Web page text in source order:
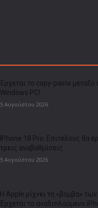
Έρχεται το copy-paste μεταξύ
Windows PC!
5 Αυγούστου 2026
IPhone 18 Pro: Επιτέλους θα
τρεις αναβαθμίσεις
5 Αυγούστου 2026
Η Apple ρίχνει τη «βόμβα»
Έρχεται το αναδιπλούμενο